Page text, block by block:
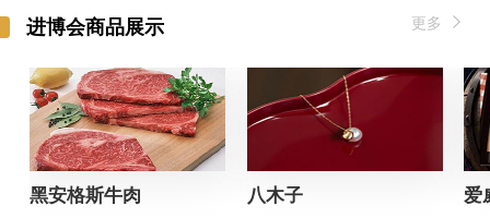
进博会商品展示 更多
黑安格斯牛肉 八木子 爱